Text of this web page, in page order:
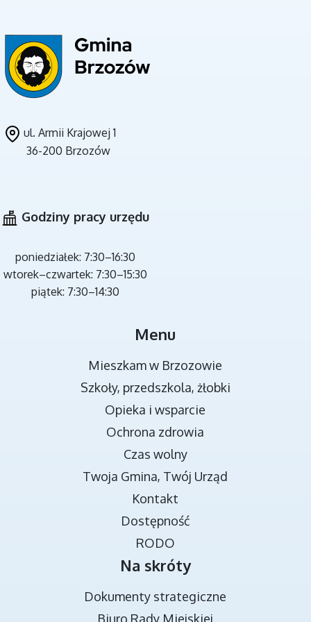
MIEJSCA REKREACJI
TRANSMISJA OBRAD RADY MIEJSKIEJ
ul. Armii Krajowej 1
36-200 Brzozów
Godziny pracy urzędu
poniedziałek: 7:30–16:30
wtorek–czwartek: 7:30–15:30
piątek: 7:30–14:30
Menu
Mieszkam w Brzozowie
Szkoły, przedszkola, żłobki
Opieka i wsparcie
Ochrona zdrowia
Czas wolny
Twoja Gmina, Twój Urząd
Kontakt
Dostępność
RODO
Na skróty
Dokumenty strategiczne
Biuro Rady Miejskiej